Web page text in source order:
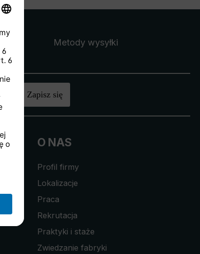
Metody wysyłki
Zapisz się
O NAS
Profil firmy
Lokalizacje
Praca
Rekrutacja
Praktyki i staże
Zwiedzanie fabryki